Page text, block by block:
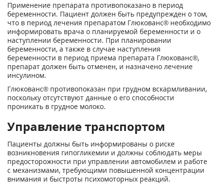
Применение препарата противопоказано в период
беременности. Пациент должен быть предупрежден о том,
что в период лечения препаратом Глюкованс® необходимо
информировать врача о планируемой беременности и о
наступлении беременности. При планировании
беременности, а также в случае наступления
беременности в период приема препарата Глюкованс®,
препарат должен быть отменен, и назначено лечение
инсулином.
Глюкованс® противопоказан при грудном вскармливании,
поскольку отсутствуют данные о его способности
проникать в грудное молоко.
Управление транспортом
Пациенты должны быть информированы о риске
возникновения гипогликемии и должны соблюдать меры
предосторожности при управлении автомобилем и работе
с механизмами, требующими повышенной концентрации
внимания и быстроты психомоторных реакций.